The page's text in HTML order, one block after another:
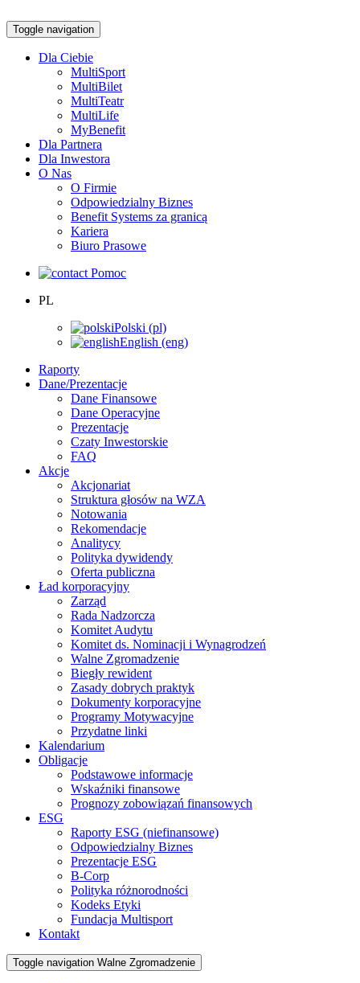
Toggle navigation
Dla Ciebie
MultiSport
MultiBilet
MultiTeatr
MultiLife
MyBenefit
Dla Partnera
Dla Inwestora
O Nas
O Firmie
Odpowiedzialny Biznes
Benefit Systems za granicą
Kariera
Biuro Prasowe
Pomoc
PL
Polski (pl)
English (eng)
Raporty
Dane/Prezentacje
Dane Finansowe
Dane Operacyjne
Prezentacje
Czaty Inwestorskie
FAQ
Akcje
Akcjonariat
Struktura głosów na WZA
Notowania
Rekomendacje
Analitycy
Polityka dywidendy
Oferta publiczna
Ład korporacyjny
Zarząd
Rada Nadzorcza
Komitet Audytu
Komitet ds. Nominacji i Wynagrodzeń
Walne Zgromadzenie
Biegły rewident
Zasady dobrych praktyk
Dokumenty korporacyjne
Programy Motywacyjne
Przydatne linki
Kalendarium
Obligacje
Podstawowe informacje
Wskaźniki finansowe
Prognozy zobowiązań finansowych
ESG
Raporty ESG (niefinansowe)
Odpowiedzialny Biznes
Prezentacje ESG
B-Corp
Polityka różnorodności
Kodeks Etyki
Fundacja Multisport
Kontakt
Toggle navigation Walne Zgromadzenie